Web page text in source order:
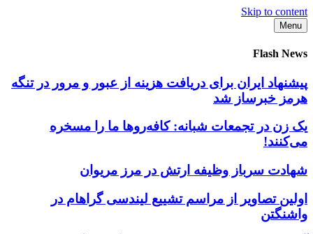
Skip to content
Menu
Flash News
پیشنهاد ایران برای دریافت هزینه از عبور و مرور در تنگه
هرمز خبرساز شد
یک زن در تجمعات شبانه: کافه‌روها ما را مسخره
می‌کنند!
شهادت سرباز وظیفه ارتش در مرز مریوان
اولین تصاویر از مراسم تشییع لیندسی گراهام در
واشنگتن